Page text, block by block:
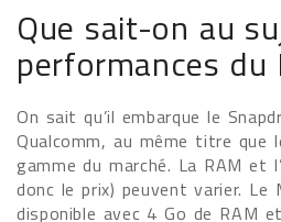
Que sait-on au
performances du
On sait qu’il embarque le
Qualcomm, au même titre que
gamme du marché. La RAM et
donc le prix) peuvent varier. Le
disponible avec 4 Go de RAM